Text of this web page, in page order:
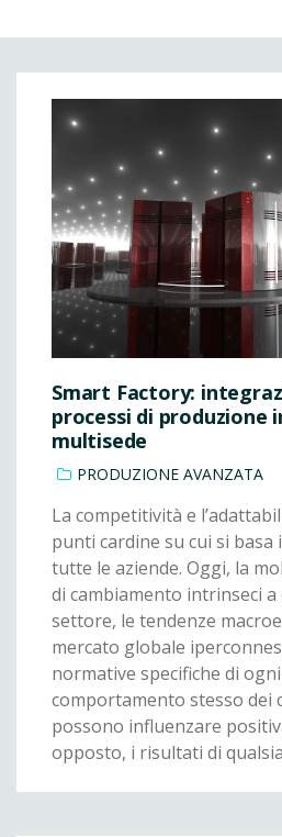
Smart Factory:
processi di produzione
multisede
PRODUZIONE AVANZATA
La competitività e
punti cardine su cui si basa
tutte le aziende. Oggi, la
di cambiamento intrinseci
settore, le tendenze
mercato globale
normative specifiche di
comportamento stesso dei
possono influenzare
opposto, i risultati di